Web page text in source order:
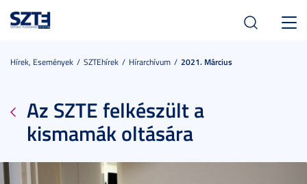
Hírek, Események SZTEhírek Hírarchívum 2021. Március
Az SZTE felkészült a
kismamák oltására